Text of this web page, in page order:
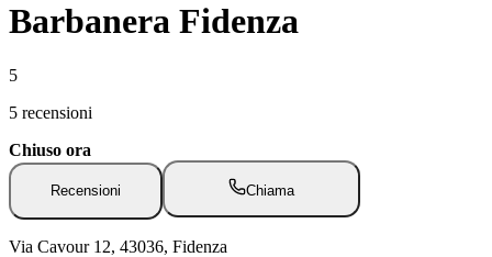
Barbanera Fidenza
5
5 recensioni
Chiuso ora
Recensioni Chiama
Via Cavour 12, 43036, Fidenza